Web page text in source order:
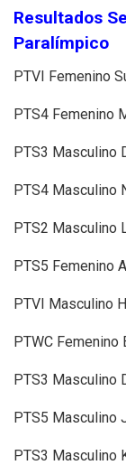
Resultados
Paralímpico
PTVI Femenino
PTS4 Femenino
PTS3 Masculino
PTS4 Masculino
PTS2 Masculino
PTS5 Femenino
PTVI Masculino
PTWC Femenino
PTS3 Masculino
PTS5 Masculino
PTS3 Masculino